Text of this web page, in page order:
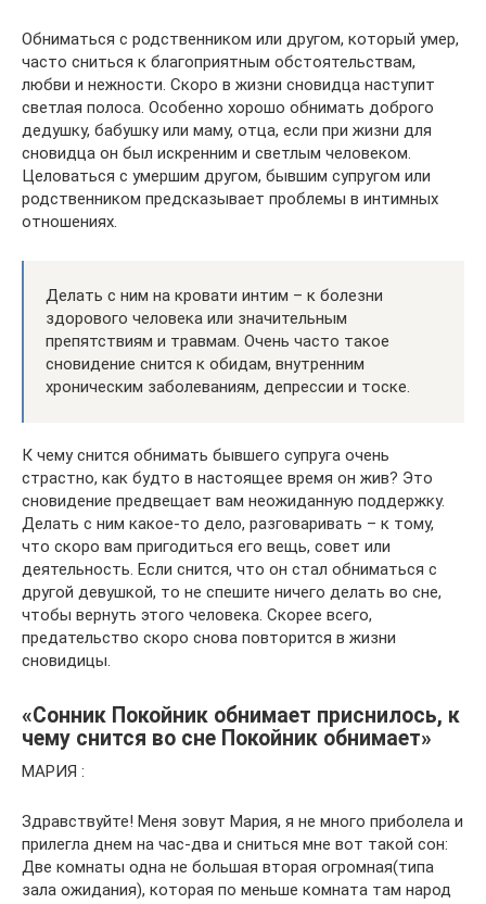
Обниматься с родственником или другом, который умер,
часто сниться к благоприятным обстоятельствам,
любви и нежности. Скоро в жизни сновидца наступит
светлая полоса. Особенно хорошо обнимать доброго
дедушку, бабушку или маму, отца, если при жизни для
сновидца он был искренним и светлым человеком.
Целоваться с умершим другом, бывшим супругом или
родственником предсказывает проблемы в интимных
отношениях.
Делать с ним на кровати интим – к болезни
здорового человека или значительным
препятствиям и травмам. Очень часто такое
сновидение снится к обидам, внутренним
хроническим заболеваниям, депрессии и тоске.
К чему снится обнимать бывшего супруга очень
страстно, как будто в настоящее время он жив? Это
сновидение предвещает вам неожиданную поддержку.
Делать с ним какое-то дело, разговаривать – к тому,
что скоро вам пригодиться его вещь, совет или
деятельность. Если снится, что он стал обниматься с
другой девушкой, то не спешите ничего делать во сне,
чтобы вернуть этого человека. Скорее всего,
предательство скоро снова повторится в жизни
сновидицы.
«Сонник Покойник обнимает приснилось, к
чему снится во сне Покойник обнимает»
МАРИЯ :
Здравствуйте! Меня зовут Мария, я не много приболела и
прилегла днем на час-два и сниться мне вот такой сон:
Две комнаты одна не большая вторая огромная(типа
зала ожидания), которая по меньше комната там народ